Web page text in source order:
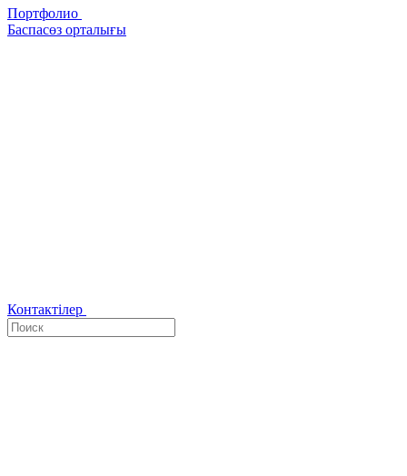
Портфолио
Баспасөз орталығы
Контактілер